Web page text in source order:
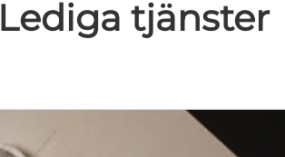
Lediga tjänster